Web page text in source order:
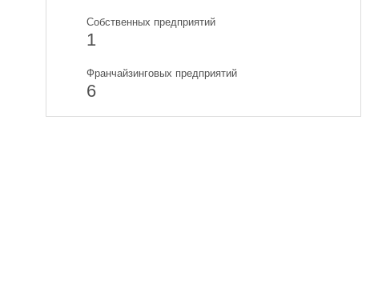
Собственных предприятий
1
Франчайзинговых предприятий
6